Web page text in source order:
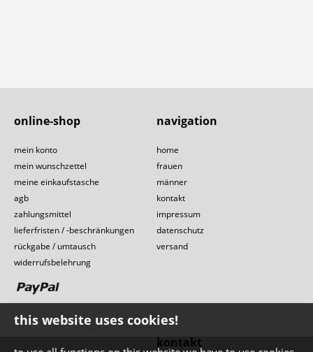
navigation
home
frauen
männer
kontakt
impressum
datenschutz
versand
online-shop
mein konto
mein wunschzettel
meine einkaufstasche
agb
zahlungsmittel
lieferfristen / -beschränkungen
rückgabe / umtausch
widerrufsbelehrung
kontakt
this website uses cookies!